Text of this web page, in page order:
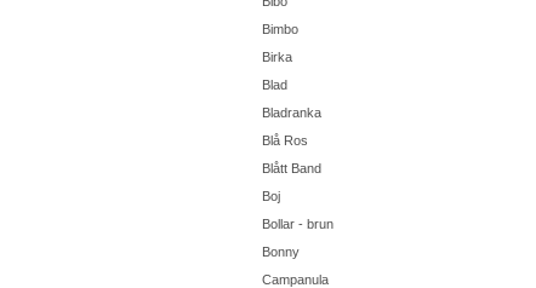
Bimbo
Birka
Blad
Bladranka
Blå Ros
Blått Band
Boj
Bollar - brun
Bonny
Campanula